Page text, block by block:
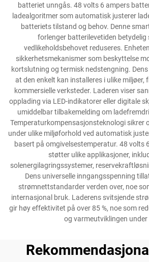
batteriet unngås. 48 volts 6 ampers
ladealgoritmer som automatisk justerer
batteriets tilstand og behov. Denne
forlenger batterilevetiden betydelig
vedlikeholdsbehovet reduseres.
sikkerhetsmekanismer som beskyttelse
kortslutning og termisk nedstengning.
at den enkelt kan installeres i ulike miljøer,
kommersielle verksteder. Laderen viser
opplading via LED-indikatorer eller digitale
umiddelbar tilbakemelding om
Temperaturkompensasjonsteknologi sikrer
under ulike miljøforhold ved automatisk
basert på omgivelsestemperatur. 48 volts
støtter ulike applikasjoner,
solenergilagringssystemer,
Dens universelle inngangsspenning
strømnettstandarder verden over, noe
internasjonal bruk. Laderens svitsjende
gir høy effektivitet på over 85 %, noe som
og varmeutviklingen under